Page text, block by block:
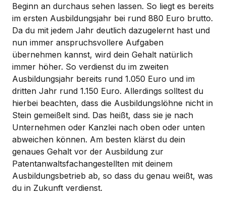
Beginn an durchaus sehen lassen. So liegt es bereits
im ersten Ausbildungsjahr bei rund 880 Euro brutto.
Da du mit jedem Jahr deutlich dazugelernt hast und
nun immer anspruchsvollere Aufgaben
übernehmen kannst, wird dein Gehalt natürlich
immer höher. So verdienst du im zweiten
Ausbildungsjahr bereits rund 1.050 Euro und im
dritten Jahr rund 1.150 Euro. Allerdings solltest du
hierbei beachten, dass die Ausbildungslöhne nicht in
Stein gemeißelt sind. Das heißt, dass sie je nach
Unternehmen oder Kanzlei nach oben oder unten
abweichen können. Am besten klärst du dein
genaues Gehalt vor der Ausbildung zur
Patentanwaltsfachangestellten mit deinem
Ausbildungsbetrieb ab, so dass du genau weißt, was
du in Zukunft verdienst.